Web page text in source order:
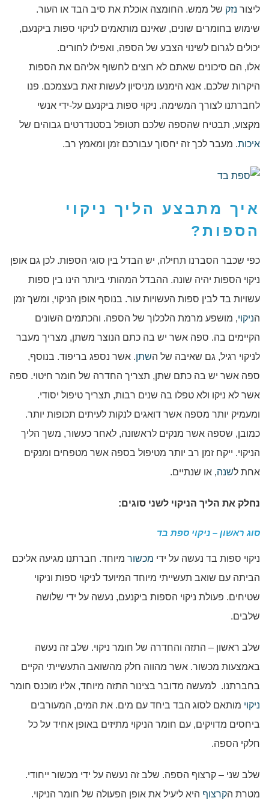
ליצור נזק של ממש. החומצה אוכלת את סיב הבד או העור.
שימוש בחומרים שונים, שאינם מותאמים לניקוי ספות ביקנעם,
יכולים לגרום לשינוי הצבע של הספה, ואפילו לחורים.
אלו, הם סיכונים שאתם לא רוצים לחשוף אליהם את הספות
היקרות שלכם. אנא הימנעו מניסיון לעשות זאת בעצמכם. פנו
לחברתנו לצורך המשימה. ניקוי ספות ביקנעם על-ידי אנשי
מקצוע, תבטיח שהספה שלכם תטופל בסטנדרטים גבוהים של
איכות. מעבר לכך זה יחסוך עבורכם זמן ומאמץ רב.
איך מתבצע הליך ניקוי
הספות?
כפי שכבר הסברנו תחילה, יש הבדל בין סוגי הספות. לכן גם אופן
ניקוי הספות יהיה שונה. ההבדל המהותי ביותר הינו בין ספות
עשויות בד לבין ספות העשויות עור. בנוסף אופן הניקוי, ומשך זמן
הניקוי, מושפע מרמת הלכלוך של הספה. והכתמים השונים
הקיימים בה. ספה אשר יש בה כתם הנוצר משתן, מצריך מעבר
לניקוי רגיל, גם שאיבה של השתן. אשר נספג בריפוד. בנוסף,
ספה אשר יש בה כתם שתן, תצריך החדרה של חומר חיטוי. ספה
אשר לא ניקו ולא טפלו בה שנים רבות, תצריך טיפול יסודי.
ומעמיק יותר מספה אשר דואגים לנקות לעיתים תכופות יותר.
כמובן, שספה אשר מנקים לראשונה, לאחר כעשור, משך הליך
הניקוי. ייקח זמן רב יותר מטיפול בספה אשר מטפחים ומנקים
אחת לשנה, או שנתיים.
נחלק את הליך הניקוי לשני סוגים:
סוג ראשון – ניקוי ספת בד
ניקוי ספות בד נעשה על ידי מכשור מיוחד. חברתנו מגיעה אליכם
הביתה עם שואב תעשייתי מיוחד המיועד לניקוי ספות וניקוי
שטיחים. פעולת ניקוי הספות ביקנעם, נעשה על ידי שלושה
שלבים.
שלב ראשון – התזה והחדרה של חומר ניקוי. שלב זה נעשה
באמצעות מכשור. אשר מהווה חלק מהשואב התעשייתי הקיים
בחברתנו. למעשה מדובר בצינור התזה מיוחד, אליו מוכנס חומר
ניקוי מותאם לסוג הבד ביחד עם מים. את המים, המעורבים
ביחסים מדויקים, עם חומר הניקוי מתיזים באופן אחיד על כל
חלקי הספה.
שלב שני – קרצוף הספה. שלב זה נעשה על ידי מכשור ייחודי.
מטרת הקרצוף היא ליעיל את אופן הפעולה של חומר הניקוי.